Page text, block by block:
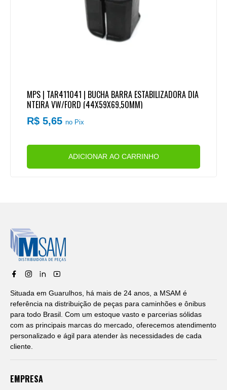
MPS | TAR411041 | BUCHA BARRA ESTABILIZADORA DIA
NTEIRA VW/FORD (44X59X69,50MM)
R$ 5,65no Pix
ADICIONAR AO CARRINHO
Situada em Guarulhos, há mais de 24 anos, a MSAM é
referência na distribuição de peças para caminhões e ônibus
para todo Brasil. Com um estoque vasto e parcerias sólidas
com as principais marcas do mercado, oferecemos atendimento
personalizado e ágil para atender às necessidades de cada
cliente.
EMPRESA